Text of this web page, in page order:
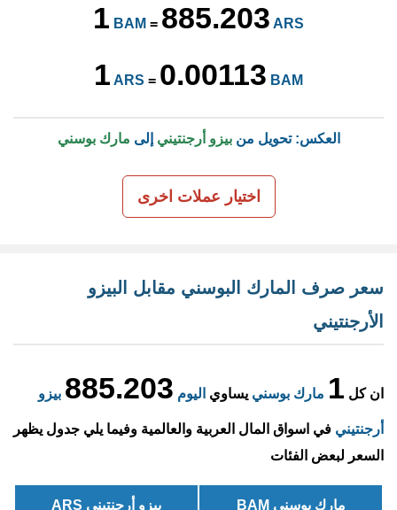
1 BAM = 885.203 ARS
1 ARS = 0.00113 BAM
العكس: تحويل منبيزو أرجنتيني إلى مارك بوسني
اختيار عملات اخرى
سعر صرف المارك البوسني مقابل البيزو
الأرجنتيني
ان كل 1 مارك بوسني يساوي اليوم 885.203 بيزو
أرجنتيني في اسواق المال العربية والعالمية وفيما يلي جدول يظهر
السعر لبعض الفئات
مارك بوسني BAM بيزو أرجنتيني ARS